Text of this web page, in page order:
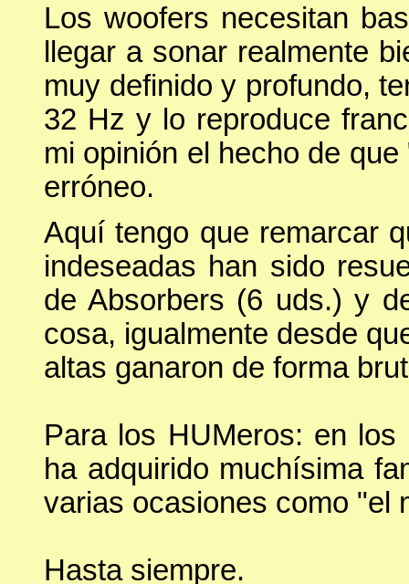
Los woofers necesitan
llegar a sonar realmente
muy definido y profundo,
32 Hz y lo reproduce
mi opinión el hecho de
erróneo.
Aquí tengo que remarcar
indeseadas han sido
de Absorbers (6 uds.) y
cosa, igualmente desde
altas ganaron de forma
Para los HUMeros: en
ha adquirido muchísima
varias ocasiones como "el
Hasta siempre.